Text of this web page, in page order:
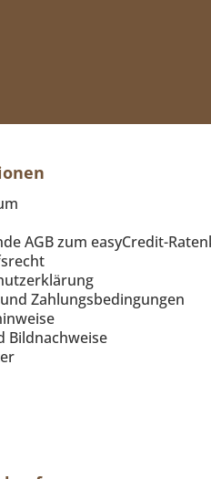
AGB zum easyCredit-
Zahlungsbedingungen
Bildnachweise